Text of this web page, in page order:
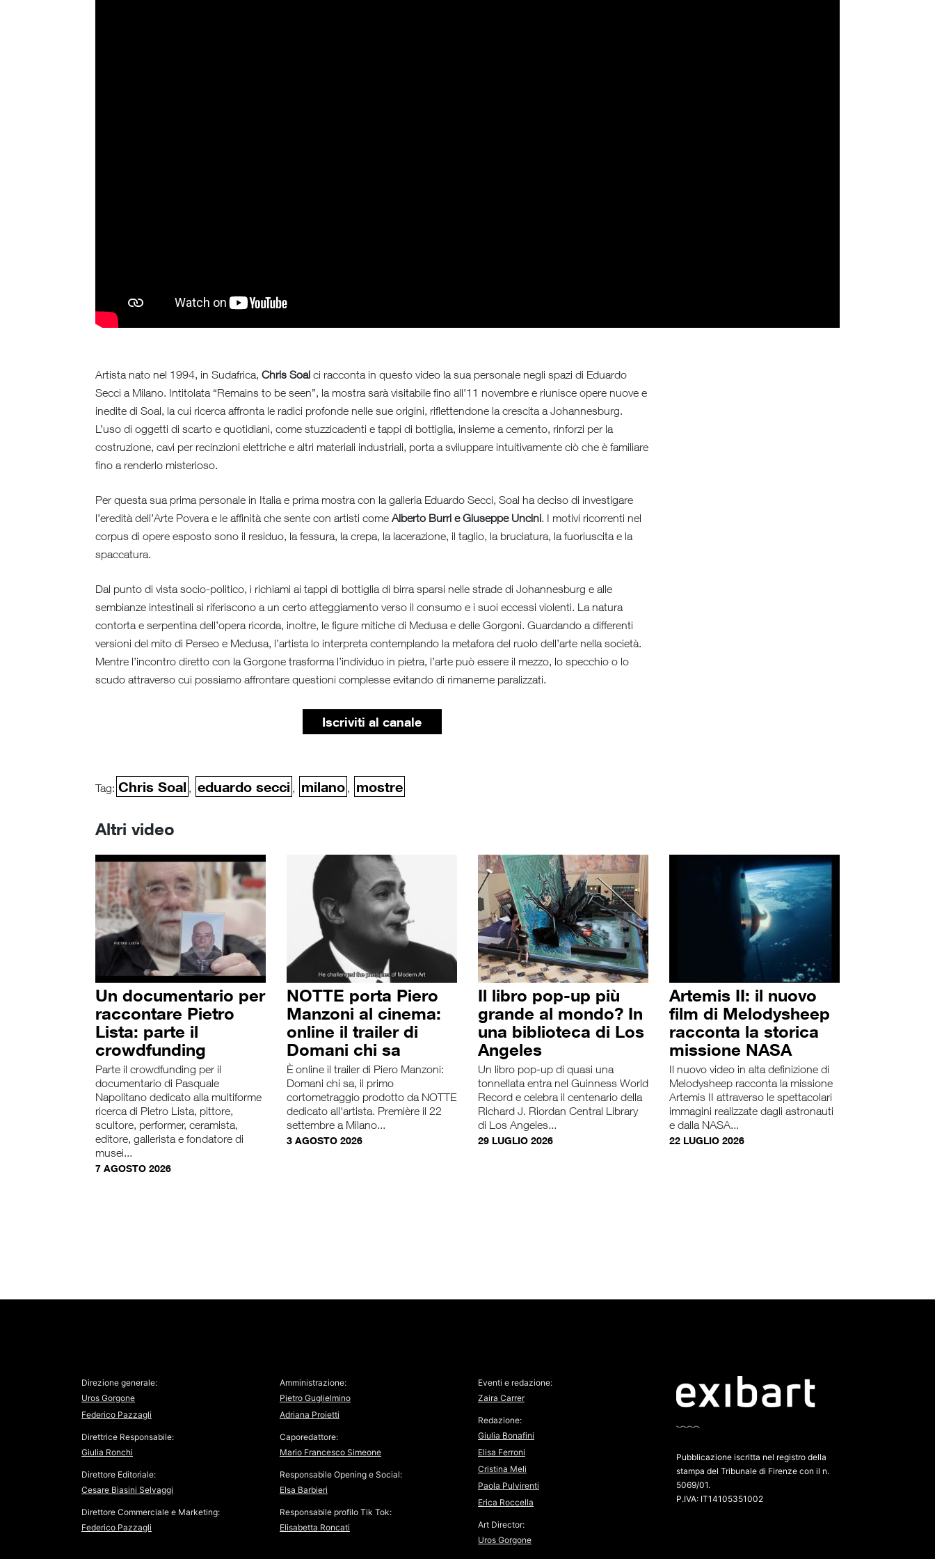
Artista nato nel 1994, in Sudafrica, Chris Soal ci racconta in questo video la sua personale negli spazi di Eduardo
Secci a Milano. Intitolata “Remains to be seen”, la mostra sarà visitabile fino all’11 novembre e riunisce opere nuove e
inedite di Soal, la cui ricerca affronta le radici profonde nelle sue origini, riflettendone la crescita a Johannesburg.
L’uso di oggetti di scarto e quotidiani, come stuzzicadenti e tappi di bottiglia, insieme a cemento, rinforzi per la
costruzione, cavi per recinzioni elettriche e altri materiali industriali, porta a sviluppare intuitivamente ciò che è familiare
fino a renderlo misterioso.
Per questa sua prima personale in Italia e prima mostra con la galleria Eduardo Secci, Soal ha deciso di investigare
l’eredità dell’Arte Povera e le affinità che sente con artisti come Alberto Burri e Giuseppe Uncini. I motivi ricorrenti nel
corpus di opere esposto sono il residuo, la fessura, la crepa, la lacerazione, il taglio, la bruciatura, la fuoriuscita e la
spaccatura.
Dal punto di vista socio-politico, i richiami ai tappi di bottiglia di birra sparsi nelle strade di Johannesburg e alle
sembianze intestinali si riferiscono a un certo atteggiamento verso il consumo e i suoi eccessi violenti. La natura
contorta e serpentina dell’opera ricorda, inoltre, le figure mitiche di Medusa e delle Gorgoni. Guardando a differenti
versioni del mito di Perseo e Medusa, l’artista lo interpreta contemplando la metafora del ruolo dell’arte nella società.
Mentre l’incontro diretto con la Gorgone trasforma l’individuo in pietra, l’arte può essere il mezzo, lo specchio o lo
scudo attraverso cui possiamo affrontare questioni complesse evitando di rimanerne paralizzati.
Iscriviti al canale
Tag: Chris Soal , eduardo secci , milano , mostre
Altri video
Un documentario per
raccontare Pietro
Lista: parte il
crowdfunding
Parte il crowdfunding per il
documentario di Pasquale
Napolitano dedicato alla multiforme
ricerca di Pietro Lista, pittore,
scultore, performer, ceramista,
editore, gallerista e fondatore di
musei...
7 AGOSTO 2026
NOTTE porta Piero
Manzoni al cinema:
online il trailer di
Domani chi sa
È online il trailer di Piero Manzoni:
Domani chi sa, il primo
cortometraggio prodotto da NOTTE
dedicato all'artista. Première il 22
settembre a Milano...
3 AGOSTO 2026
Il libro pop-up più
grande al mondo? In
una biblioteca di Los
Angeles
Un libro pop-up di quasi una
tonnellata entra nel Guinness World
Record e celebra il centenario della
Richard J. Riordan Central Library
di Los Angeles...
29 LUGLIO 2026
Artemis II: il nuovo
film di Melodysheep
racconta la storica
missione NASA
Il nuovo video in alta definizione di
Melodysheep racconta la missione
Artemis II attraverso le spettacolari
immagini realizzate dagli astronauti
e dalla NASA...
22 LUGLIO 2026
Direzione generale:
Uros Gorgone
Federico Pazzagli
Direttrice Responsabile:
Giulia Ronchi
Direttore Editoriale:
Cesare Biasini Selvaggi
Direttore Commerciale e Marketing:
Federico Pazzagli
Amministrazione:
Pietro Guglielmino
Adriana Proietti
Caporedattore:
Mario Francesco Simeone
Responsabile Opening e Social:
Elsa Barbieri
Responsabile profilo Tik Tok:
Elisabetta Roncati
Eventi e redazione:
Zaira Carrer
Redazione:
Giulia Bonafini
Elisa Ferroni
Cristina Meli
Paola Pulvirenti
Erica Roccella
Art Director:
Uros Gorgone
Pubblicazione iscritta nel registro della
stampa del Tribunale di Firenze con il n.
5069/01.
P.IVA: IT14105351002